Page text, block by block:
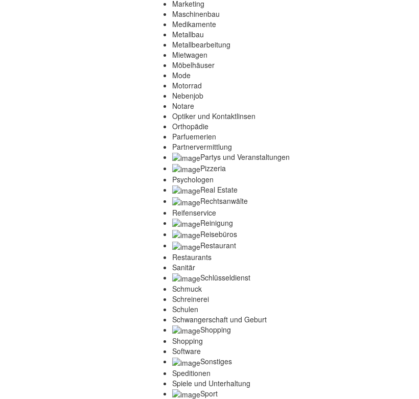
Marketing
Maschinenbau
Medikamente
Metallbau
Metallbearbeitung
Mietwagen
Möbelhäuser
Mode
Motorrad
Nebenjob
Notare
Optiker und Kontaktlinsen
Orthopädie
Parfuemerien
Partnervermittlung
Partys und Veranstaltungen
Pizzeria
Psychologen
Real Estate
Rechtsanwälte
Reifenservice
Reinigung
Reisebüros
Restaurant
Restaurants
Sanitär
Schlüsseldienst
Schmuck
Schreinerei
Schulen
Schwangerschaft und Geburt
Shopping
Shopping
Software
Sonstiges
Speditionen
Spiele und Unterhaltung
Sport